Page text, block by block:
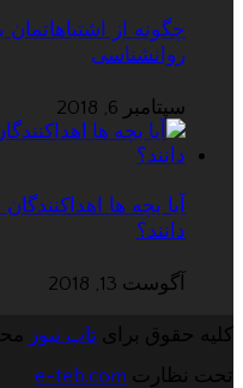
چگونه از
روانشناسی
سپتامبر 6, 2018
آیا بچه ها
دانند؟
آگوست 13, 2018
کلیه حقوق برای تاپ نیوز
تحت نظارت e-teb.com